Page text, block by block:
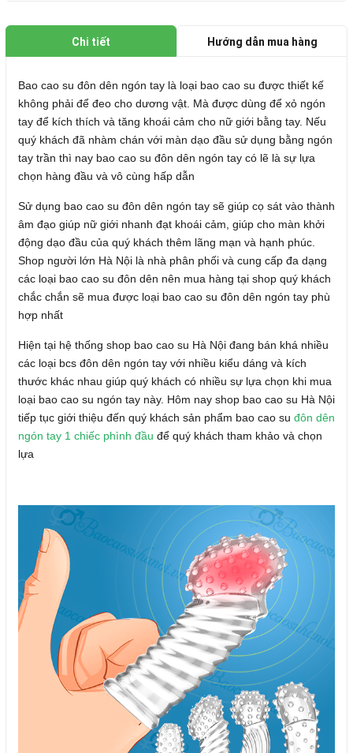
Chi tiết Hướng dẫn mua hàng
Bao cao su đôn dên ngón tay là loại bao cao su được thiết kế
không phải để đeo cho dương vật. Mà được dùng để xỏ ngón
tay để kích thích và tăng khoái cảm cho nữ giới bằng tay. Nếu
quý khách đã nhàm chán với màn dạo đầu sử dụng bằng ngón
tay trần thì nay bao cao su đôn dên ngón tay có lẽ là sự lựa
chọn hàng đầu và vô cùng hấp dẫn
Sử dụng bao cao su đôn dên ngón tay sẽ giúp cọ sát vào thành
âm đạo giúp nữ giới nhanh đạt khoái cảm, giúp cho màn khởi
động dạo đầu của quý khách thêm lãng mạn và hạnh phúc.
Shop người lớn Hà Nội là nhà phân phối và cung cấp đa dạng
các loại bao cao su đôn dên nên mua hàng tại shop quý khách
chắc chắn sẽ mua được loại bao cao su đôn dên ngón tay phù
hợp nhất
Hiện tại hệ thống shop bao cao su Hà Nội đang bán khá nhiều
các loại bcs đôn dên ngón tay với nhiều kiểu dáng và kích
thước khác nhau giúp quý khách có nhiều sự lựa chọn khi mua
loại bao cao su ngón tay này. Hôm nay shop bao cao su Hà Nội
tiếp tục giới thiệu đến quý khách sản phẩm bao cao su đôn dên
ngón tay 1 chiếc phình đầu để quý khách tham khảo và chọn
lựa